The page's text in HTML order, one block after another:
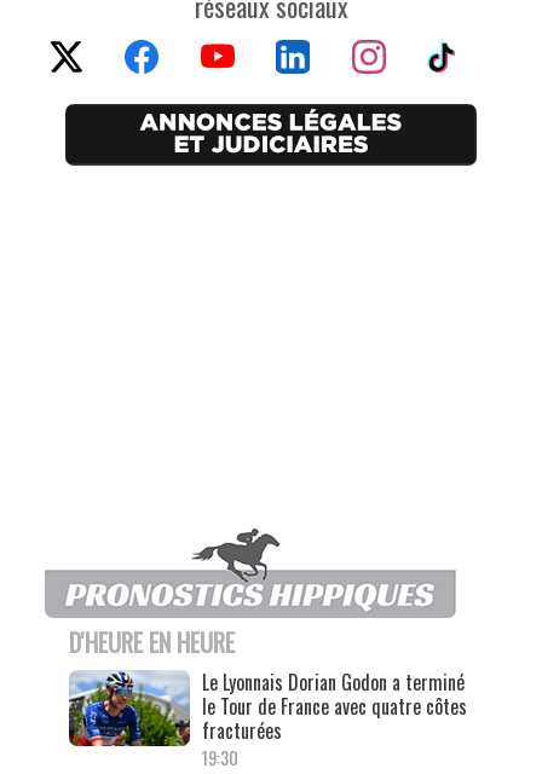
D'HEURE EN HEURE
Le Lyonnais Dorian Godon a terminé
le Tour de France avec quatre côtes
fracturées
19:30